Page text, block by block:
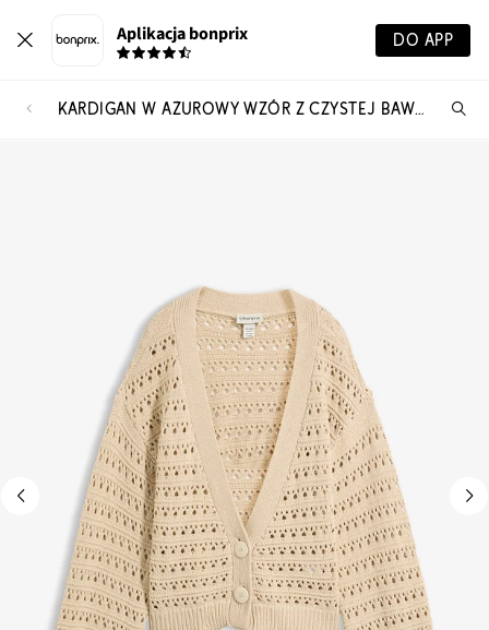
Aplikacja bonprix DO APP
KARDIGAN W AŻUROWY WZÓR Z CZYSTEJ BAWEŁNY